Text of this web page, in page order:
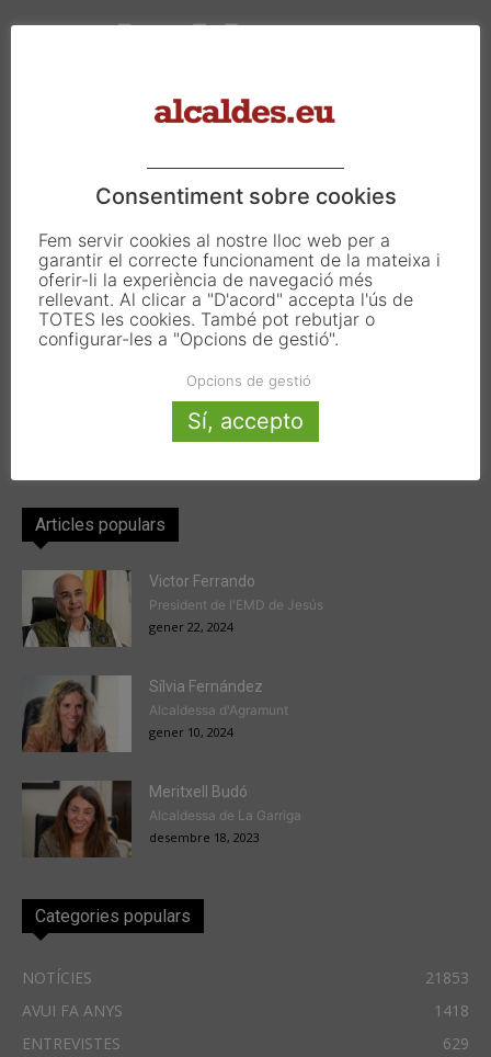
Carrer Francesc Carbonell 46-48
08034 Barcelona
info@alcaldes.eu
Amb la col·laboració de:
Articles populars
Victor Ferrando
President de l'EMD de Jesús
gener 22, 2024
Sílvia Fernández
Alcaldessa d'Agramunt
gener 10, 2024
Meritxell Budó
Alcaldessa de La Garriga
desembre 18, 2023
Categories populars
NOTÍCIES
21853
AVUI FA ANYS
1418
ENTREVISTES
629
Consentiment sobre cookies
Fem servir cookies al nostre lloc web per a
garantir el correcte funcionament de la mateixa i
oferir-li la experiència de navegació més
rellevant. Al clicar a "D'acord" accepta l'ús de
TOTES les cookies. També pot rebutjar o
configurar-les a "Opcions de gestió".
Opcions de gestió
Sí, accepto